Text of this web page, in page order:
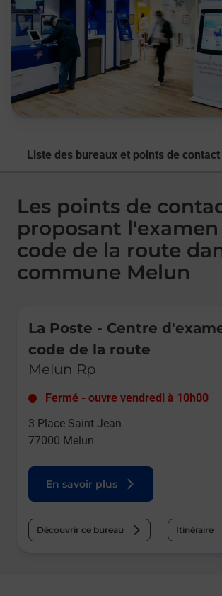
Liste des bureaux et points de contact
Les points de
proposant
code de la route
commune Melun
La Poste - Centre
code de la route
Melun Rp
Fermé - ouvre vendredi à 10h00
3 Place Saint Jean
77000 Melun
En savoir plus
Découvrir ce bureau Itinéraire